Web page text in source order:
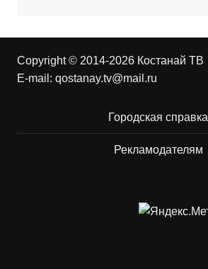
Copyright © 2014-2026 Костанай ТВ
E-mail: qostanay.tv@mail.ru
Городская справка
Рекламодателям